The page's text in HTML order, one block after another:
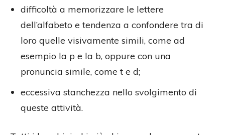
difficoltà a memorizzare le lettere
dell’alfabeto e tendenza a confondere tra di
loro quelle visivamente simili, come ad
esempio la p e la b, oppure con una
pronuncia simile, come t e d;
eccessiva stanchezza nello svolgimento di
queste attività.